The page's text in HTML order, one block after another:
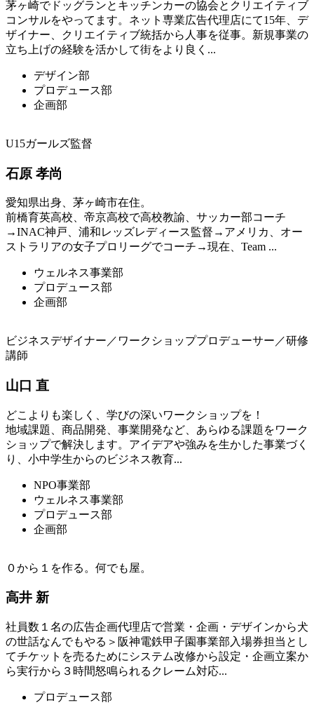
茅ヶ崎でドッグランとキッチンカーの協会とクリエイティブ
コンサルをやってます。ネット専業広告代理店にて15年、デ
ザイナー、クリエイティブ統括から人事を従事。新規事業の
立ち上げの経験を活かして街をより良く...
デザイン部
プロデュース部
企画部
U15ガールズ監督
石原 孝尚
愛知県出身、茅ヶ崎市在住。
前橋育英高校、帝京高校で高校教諭、サッカー部コーチ
→INAC神戸、浦和レッズレディース監督→アメリカ、オー
ストラリアの女子プロリーグでコーチ→現在、Team ...
ウェルネス事業部
プロデュース部
企画部
ビジネスデザイナー／ワークショッププロデューサー／研修
講師
山口 直
どこよりも楽しく、学びの深いワークショップを！
地域課題、商品開発、事業開発など、あらゆる課題をワーク
ショップで解決します。アイデアや強みを生かした事業づく
り、小中学生からのビジネス教育...
NPO事業部
ウェルネス事業部
プロデュース部
企画部
０から１を作る。何でも屋。
高井 新
社員数１名の広告企画代理店で営業・企画・デザインから犬
の世話なんでもやる＞阪神電鉄甲子園事業部入場券担当とし
てチケットを売るためにシステム改修から設定・企画立案か
ら実行から３時間怒鳴られるクレーム対応...
プロデュース部